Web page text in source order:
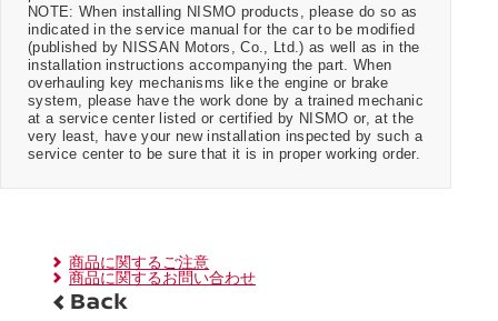
NOTE: When installing NISMO products, please do so as
indicated in the service manual for the car to be modified
(published by NISSAN Motors, Co., Ltd.) as well as in the
installation instructions accompanying the part. When
overhauling key mechanisms like the engine or brake
system, please have the work done by a trained mechanic
at a service center listed or certified by NISMO or, at the
very least, have your new installation inspected by such a
service center to be sure that it is in proper working order.
商品に関するご注意
商品に関するお問い合わせ